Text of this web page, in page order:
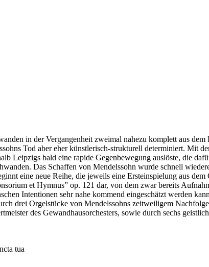
in der Vergangenheit zweimal nahezu komplett aus
Tod aber eher künstlerisch-strukturell determiniert. Mit
Leipzigs bald eine rapide Gegenbewegung auslöste, die
Das Schaffen von Mendelssohn wurde schnell
eine neue Reihe, die jeweils eine Ersteinspielung aus dem
et Hymnus” op. 121 dar, von dem zwar bereits
Intentionen sehr nahe kommend eingeschätzt werden
drei Orgelstücke von Mendelssohns zeitweiligem
des Gewandhausorchesters, sowie durch sechs
tua